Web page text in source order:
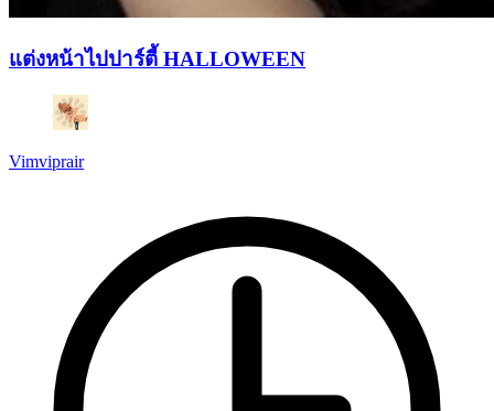
แต่งหน้าไปปาร์ตี้ HALLOWEEN
Vimviprair